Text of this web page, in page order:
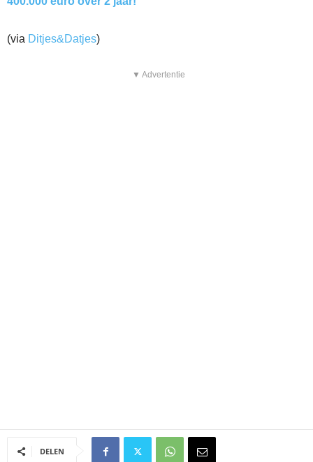
(via Ditjes&Datjes)
▼ Advertentie
DELEN